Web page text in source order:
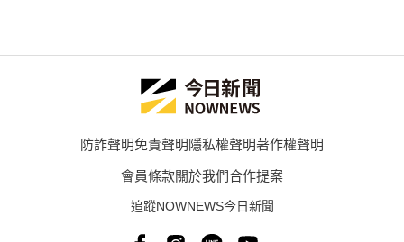
防詐聲明免責聲明隱私權聲明著作權聲明
會員條款關於我們合作提案
追蹤NOWNEWS今日新聞